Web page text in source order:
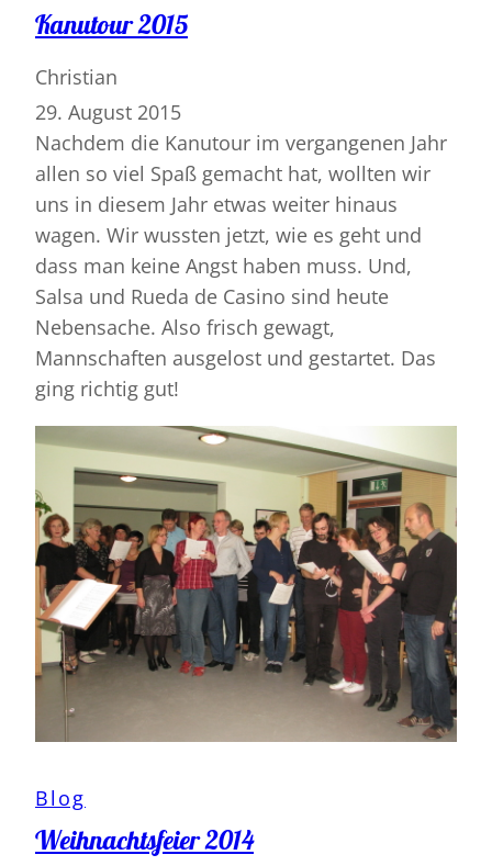
Kanutour 2015
Christian
29. August 2015
Nachdem die Kanutour im vergangenen Jahr
allen so viel Spaß gemacht hat, wollten wir
uns in diesem Jahr etwas weiter hinaus
wagen. Wir wussten jetzt, wie es geht und
dass man keine Angst haben muss. Und,
Salsa und Rueda de Casino sind heute
Nebensache. Also frisch gewagt,
Mannschaften ausgelost und gestartet. Das
ging richtig gut!
Blog
Weihnachtsfeier 2014